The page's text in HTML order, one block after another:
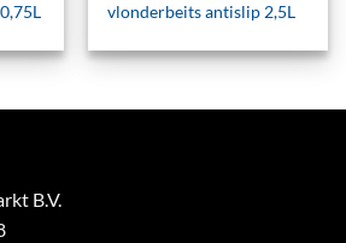
vlonderbeits antislip 2,5L
B.V.